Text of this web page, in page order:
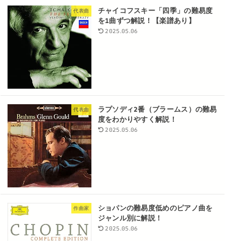
代表曲
チャイコフスキー「四季」の難易度
を1曲ずつ解説！【楽譜あり】
2025.05.06
代表曲
ラプソディ2番（ブラームス）の難易
度をわかりやすく解説！
2025.05.06
作曲家
ショパンの難易度低めのピアノ曲を
ジャンル別に解説！
2025.05.06